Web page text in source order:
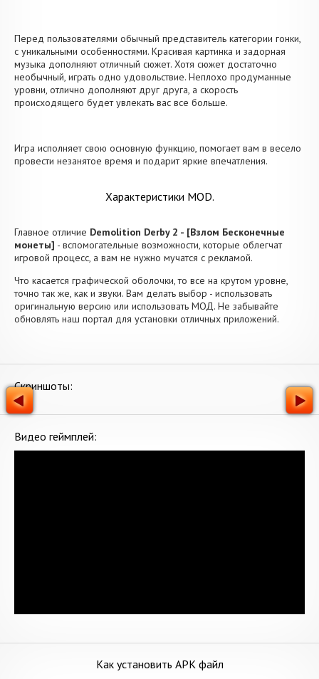
Перед пользователями обычный представитель категории гонки,
с уникальными особенностями. Красивая картинка и задорная
музыка дополняют отличный сюжет. Хотя сюжет достаточно
необычный, играть одно удовольствие. Неплохо продуманные
уровни, отлично дополняют друг друга, а скорость
происходящего будет увлекать вас все больше.
Игра исполняет свою основную функцию, помогает вам в весело
провести незанятое время и подарит яркие впечатления.
Характеристики MOD.
Главное отличие Demolition Derby 2 - [Взлом Бесконечные
монеты] - вспомогательные возможности, которые облегчат
игровой процесс, а вам не нужно мучатся с рекламой.
Что касается графической оболочки, то все на крутом уровне,
точно так же, как и звуки. Вам делать выбор - использовать
оригинальную версию или использовать МОД. Не забывайте
обновлять наш портал для установки отличных приложений.
Скриншоты:
Видео геймплей:
Как установить APK файл